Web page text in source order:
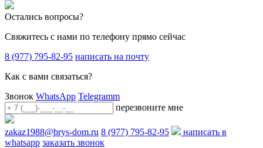
Остались вопросы?
Свяжитесь с нами по телефону прямо сейчас
8 (977) 795-82-95 написать на почту
Как с вами связаться?
Звонок WhatsApp Telegramm
перезвоните мне
zakaz1988@brys-dom.ru 8 (977) 795-82-95
написать в
whatsapp заказать звонок